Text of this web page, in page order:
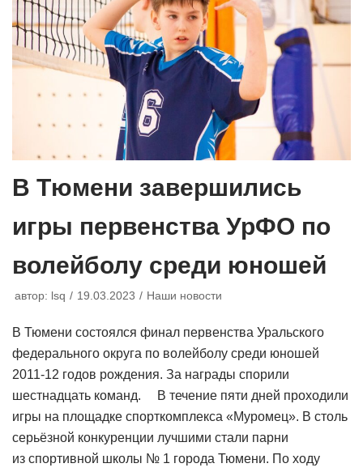
В Тюмени завершились
игры первенства УрФО по
волейболу среди юношей
автор: lsq 19.03.2023 Наши новости
В Тюмени состоялся финал первенства Уральского
федерального округа по волейболу среди юношей
2011-12 годов рождения. За награды спорили
шестнадцать команд. В течение пяти дней проходили
игры на площадке спорткомплекса «Муромец». В столь
серьёзной конкуренции лучшими стали парни
из спортивной школы № 1 города Тюмени. По ходу